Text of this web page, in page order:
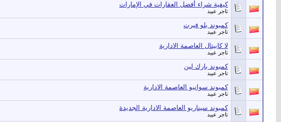
كيفية شراء أفضل العقارات في الإمارات
تاجر عبيد
كمبوند بلو فيرت
تاجر عبيد
لا كابيتال العاصمة الادارية
تاجر عبيد
كمبوند بارك لين
تاجر عبيد
كمبوند سوانيو العاصمة الادارية
تاجر عبيد
كمبوند سيناريو العاصمة الادارية الجديدة
تاجر عبيد